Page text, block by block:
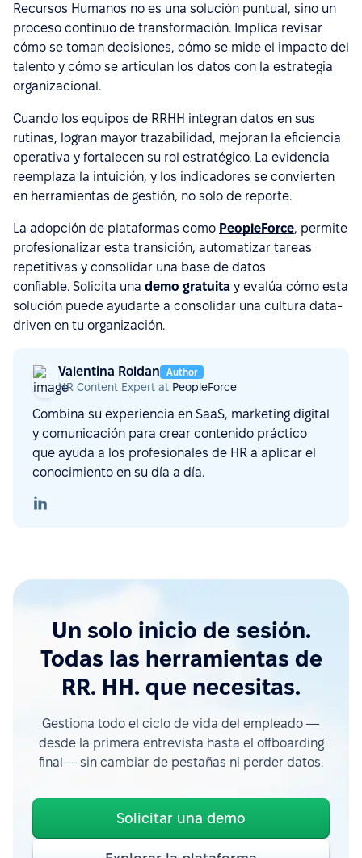
Recursos Humanos no es una solución puntual, sino un
proceso continuo de transformación. Implica revisar
cómo se toman decisiones, cómo se mide el impacto del
talento y cómo se articulan los datos con la estrategia
organizacional.
Cuando los equipos de RRHH integran datos en sus
rutinas, logran mayor trazabilidad, mejoran la eficiencia
operativa y fortalecen su rol estratégico. La evidencia
reemplaza la intuición, y los indicadores se convierten
en herramientas de gestión, no solo de reporte.
La adopción de plataformas como PeopleForce, permite
profesionalizar esta transición, automatizar tareas
repetitivas y consolidar una base de datos
confiable. Solicita una demo gratuita y evalúa cómo esta
solución puede ayudarte a consolidar una cultura data-
driven en tu organización.
Valentina Roldan Author
HR Content Expert at PeopleForce
Combina su experiencia en SaaS, marketing digital
y comunicación para crear contenido práctico
que ayuda a los profesionales de HR a aplicar el
conocimiento en su día a día.
Un solo inicio de sesión.
Todas las herramientas de
RR. HH. que necesitas.
Gestiona todo el ciclo de vida del empleado —
desde la primera entrevista hasta el offboarding
final— sin cambiar de pestañas ni perder datos.
Solicitar una demo